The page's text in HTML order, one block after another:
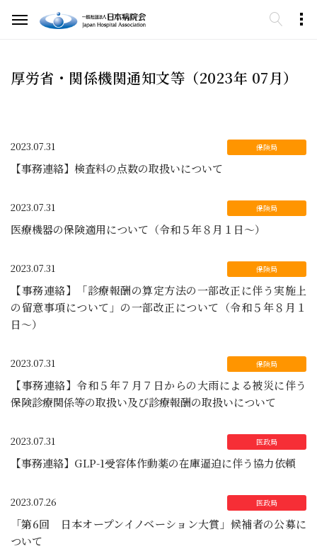
厚労省・関係機関通知文等（2023年 07月）
2023.07.31
【事務連絡】検査料の点数の取扱いについて
2023.07.31
医療機器の保険適用について（令和５年８月１日～）
2023.07.31
【事務連絡】「診療報酬の算定方法の一部改正に伴う実施上
の留意事項について」の一部改正について（令和５年８月１
日～）
2023.07.31
【事務連絡】令和５年７月７日からの大雨による被災に伴う
保険診療関係等の取扱い及び診療報酬の取扱いについて
2023.07.31
【事務連絡】GLP-1受容体作動薬の在庫逼迫に伴う協力依頼
2023.07.26
「第6回 日本オープンイノベーション大賞」候補者の公募に
ついて